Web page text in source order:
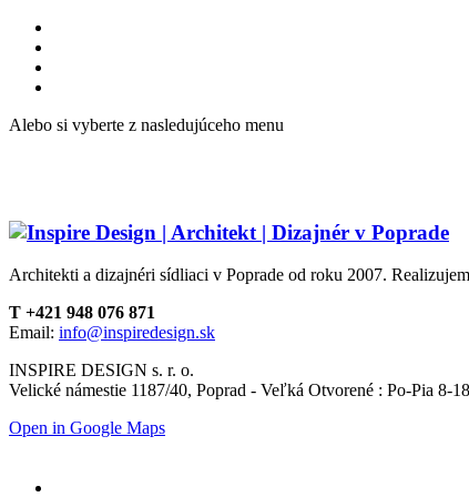
Alebo si vyberte z nasledujúceho menu
Architekti a dizajnéri sídliaci v Poprade od roku 2007.
T +421 948 076 871
Email: info@inspiredesign.sk
INSPIRE DESIGN s. r. o.
Velické námestie 1187/40, Poprad - Veľká Otvorené : Po-Pia 8-
Open in Google Maps